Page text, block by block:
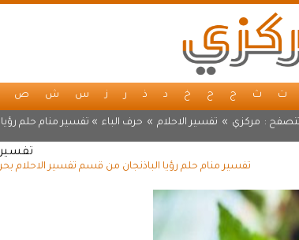
ت ث ج ح خ د ذ ر ز س ش ص
تتصفح : مركزي » تفسير الاحلام » حرف الباء » تفسير منام حلم رؤيا
تفسير
تفسير منام حلم رؤيا الباذنجان من قسم تفسير الاحلام